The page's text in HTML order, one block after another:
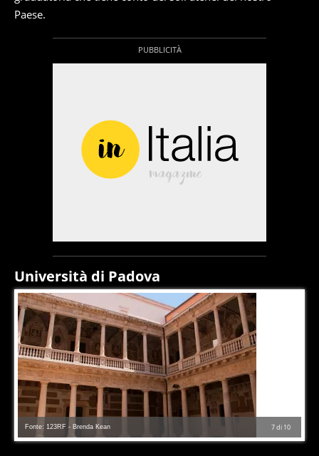
Paese.
Università di Padova
7di 10
Fonte: 123RF - Brenda Kean